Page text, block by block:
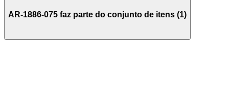
AR-1886-075 faz parte do conjunto de itens (1)